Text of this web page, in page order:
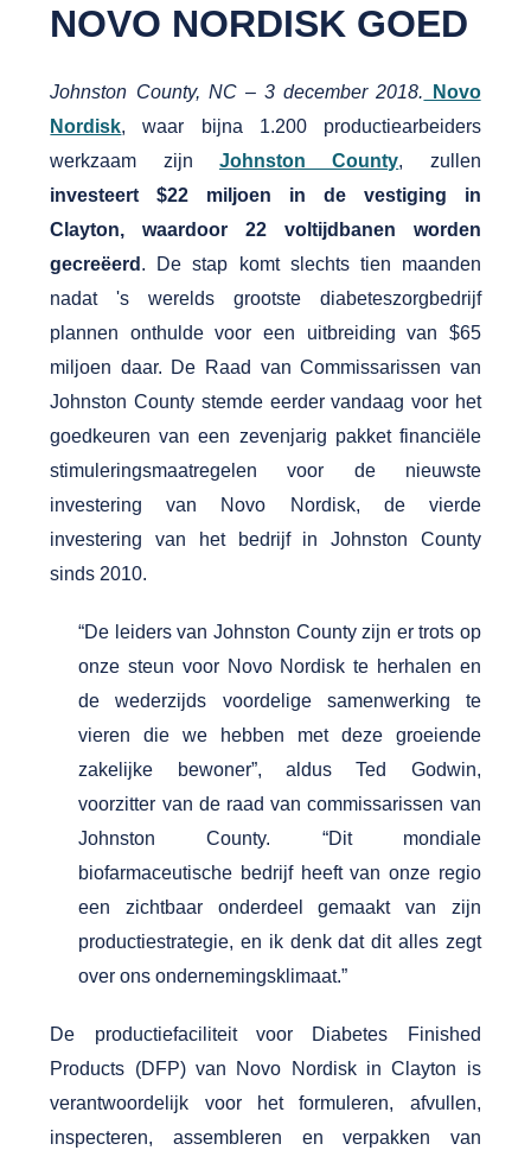
NOVO NORDISK GOED
Johnston County, NC – 3 december 2018. Novo
Nordisk, waar bijna 1.200 productiearbeiders
werkzaam zijn Johnston County, zullen
investeert $22 miljoen in de vestiging in
Clayton, waardoor 22 voltijdbanen worden
gecreëerd . De stap komt slechts tien maanden
nadat 's werelds grootste diabeteszorgbedrijf
plannen onthulde voor een uitbreiding van $65
miljoen daar. De Raad van Commissarissen van
Johnston County stemde eerder vandaag voor het
goedkeuren van een zevenjarig pakket financiële
stimuleringsmaatregelen voor de nieuwste
investering van Novo Nordisk, de vierde
investering van het bedrijf in Johnston County
sinds 2010.
“De leiders van Johnston County zijn er trots op
onze steun voor Novo Nordisk te herhalen en
de wederzijds voordelige samenwerking te
vieren die we hebben met deze groeiende
zakelijke bewoner”, aldus Ted Godwin,
voorzitter van de raad van commissarissen van
Johnston County. “Dit mondiale
biofarmaceutische bedrijf heeft van onze regio
een zichtbaar onderdeel gemaakt van zijn
productiestrategie, en ik denk dat dit alles zegt
over ons ondernemingsklimaat.”
De productiefaciliteit voor Diabetes Finished
Products (DFP) van Novo Nordisk in Clayton is
verantwoordelijk voor het formuleren, afvullen,
inspecteren, assembleren en verpakken van